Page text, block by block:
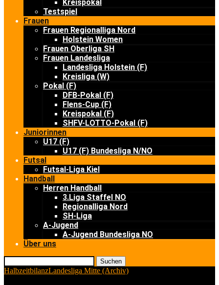
Kreispokal
Testspiel
Frauen
Frauen Regionalliga Nord
Holstein Women
Frauen Oberliga SH
Frauen Landesliga
Landesliga Holstein (F)
Kreisliga (W)
Pokal (F)
DFB-Pokal (F)
Flens-Cup (F)
Kreispokal (F)
SHFV-LOTTO-Pokal (F)
Juniorinnen
U17 (F)
U17 (F) Bundesliga N/NO
Futsal
Futsal-Liga Kiel
Handball
Herren Handball
3.Liga Staffel NO
Regionalliga Nord
SH-Liga
A-Jugend
A-Jugend Bundesliga NO
Über uns
Suchen
HalbzeitbilanzLandesliga Mitte (Archiv)